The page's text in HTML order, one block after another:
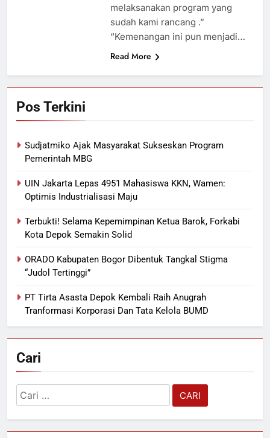
melaksanakan program yang
sudah kami rancang .”
“Kemenangan ini pun menjadi…
Read More
Pos Terkini
Sudjatmiko Ajak Masyarakat Sukseskan Program
Pemerintah MBG
UIN Jakarta Lepas 4951 Mahasiswa KKN, Wamen:
Optimis Industrialisasi Maju
Terbukti! Selama Kepemimpinan Ketua Barok, Forkabi
Kota Depok Semakin Solid
ORADO Kabupaten Bogor Dibentuk Tangkal Stigma
“Judol Tertinggi”
PT Tirta Asasta Depok Kembali Raih Anugrah
Tranformasi Korporasi Dan Tata Kelola BUMD
Cari
Cari
untuk: